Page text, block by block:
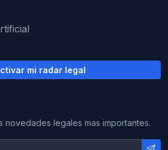
mi radar legal
novedades legales mas importantes.